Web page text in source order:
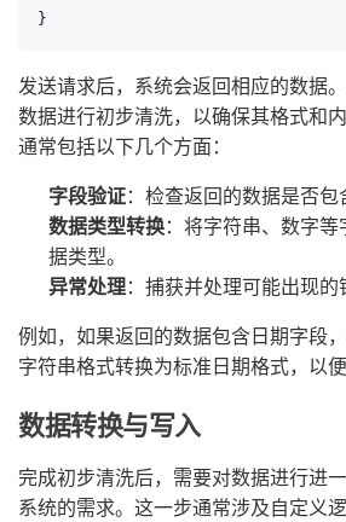
}
发送请求后，系统会返回相应的数据
数据进行初步清洗，以确保其格式和
通常包括以下几个方面：
字段验证：检查返回的数据是否包
数据类型转换：将字符串、数字
据类型。
异常处理：捕获并处理可能出现的
例如，如果返回的数据包含日期字段
字符串格式转换为标准日期格式，以便
数据转换与写入
完成初步清洗后，需要对数据进行进
系统的需求。这一步通常涉及自定义逻